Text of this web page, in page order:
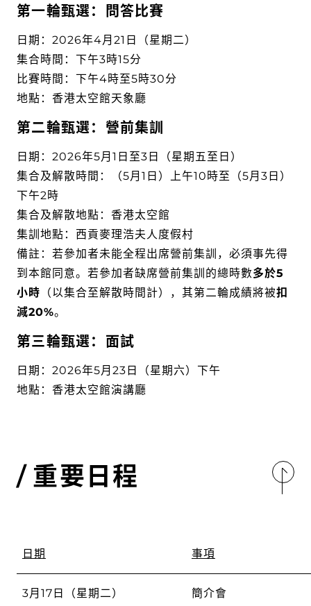
第一輪甄選：問答比賽
日期：2026年4月21日（星期二）
集合時間：下午3時15分
比賽時間：下午4時至5時30分
地點：香港太空館天象廳
第二輪甄選：營前集訓
日期：2026年5月1日至3日（星期五至日）
集合及解散時間：（5月1日）上午10時至（5月3日）
下午2時
集合及解散地點：香港太空館
集訓地點：西貢麥理浩夫人度假村
備註：若參加者未能全程出席營前集訓，必須事先得
到本館同意。若參加者缺席營前集訓的總時數多於5
小時 （以集合至解散時間計），其第二輪成績將被扣
減20%。
第三輪甄選：面試
日期：2026年5月23日（星期六）下午
地點：香港太空館演講廳
重要日程
日期 事項
3月17日（星期二） 簡介會